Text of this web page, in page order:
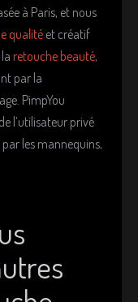
à Paris, et nous
qualité et créatif
retouche beauté,
par la
PimpYou
l’utilisateur privé
les mannequins,